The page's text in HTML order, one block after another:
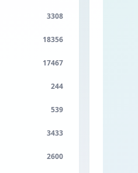
3308
18356
17467
244
539
3433
2600